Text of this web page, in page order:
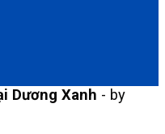
Dương Xanh - by